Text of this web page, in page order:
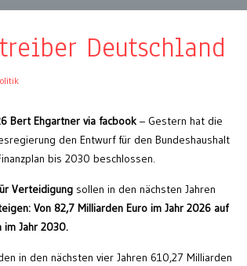
Deutschland
Bert Ehgartner via facbook – Gestern hat die
den Entwurf für den Bundeshaushalt
bis 2030 beschlossen.
Verteidigung sollen in den nächsten Jahren
Von 82,7 Milliarden Euro im Jahr 2026 auf
im Jahr 2030.
in den nächsten vier Jahren 610,27 Milliarden